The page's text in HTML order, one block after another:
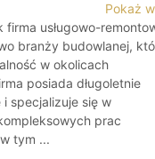
Pokaż
firma usługowo-
branży budowlanej,
w okolicach
posiada długoletnie
specjalizuje się w
prac
tym ...